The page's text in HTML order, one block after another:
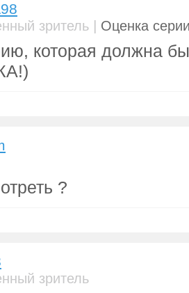
зритель | Оценка
которая должна
?
зритель